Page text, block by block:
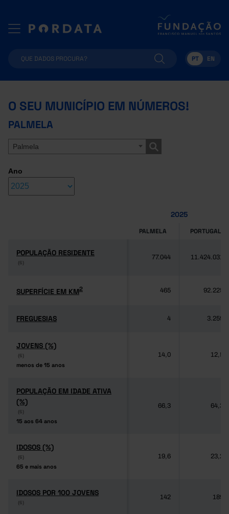
PT EN
O SEU MUNICÍPIO EM NÚMEROS!
PALMELA
Palmela
Ano
2025
PALMELA PORTUGAL
POPULAÇÃO RESIDENTE
(6)
POPULAÇÃO RESIDENTE
(6)
77.044 11.424.031
SUPERFÍCIE EM KM2
SUPERFÍCIE EM KM2 465 92.225
FREGUESIAS
FREGUESIAS 4 3.259
JOVENS (%)
(6)
menos de 15 anos
JOVENS (%)
(6)
menos de 15 anos
14,0 12,5
POPULAÇÃO EM IDADE ATIVA
(%)
(6)
15 aos 64 anos
POPULAÇÃO EM IDADE ATIVA
(%)
(6)
15 aos 64 anos
66,3 64,3
IDOSOS (%)
(6)
65 e mais anos
IDOSOS (%)
(6)
65 e mais anos
19,6 23,2
IDOSOS POR 100 JOVENS
(6)
IDOSOS POR 100 JOVENS
(6)
142 189